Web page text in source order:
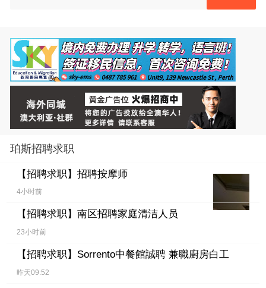
珀斯招聘求职
【招聘求职】 招聘按摩师
4小时前
【招聘求职】 南区招聘家庭清洁人员
23小时前
【招聘求职】 Sorrento中餐館誠聘 兼職廚房白工
昨天09:52